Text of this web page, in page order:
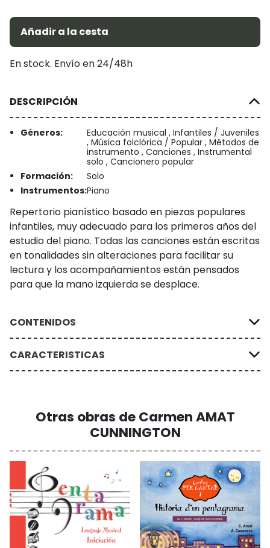
Añadir a la cesta
En stock. Envío en 24/48h
DESCRIPCIÓN
Géneros:
Educación musical , Infantiles / Juveniles
, Música folclórica / Popular , Métodos de
instrumento , Canciones , Instrumental
solo , Cancionero popular
Formación:
Solo
Instrumentos:Piano
Repertorio pianístico basado en piezas populares
infantiles, muy adecuado para los primeros años del
estudio del piano. Todas las canciones están escritas
en tonalidades sin alteraciones para facilitar su
lectura y los acompañamientos están pensados
para que la mano izquierda se desplace.
CONTENIDOS
CARACTERISTICAS
Otras obras de Carmen AMAT
CUNNINGTON